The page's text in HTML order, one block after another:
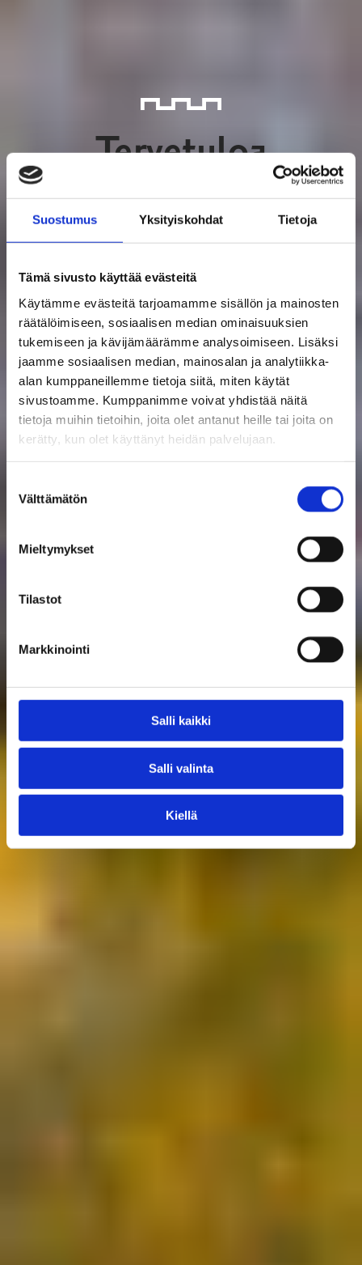
Suostumus Yksityiskohdat Tietoja
Tämä sivusto käyttää evästeitä
Käytämme evästeitä tarjoamamme sisällön ja mainosten
räätälöimiseen, sosiaalisen median ominaisuuksien
tukemiseen ja kävijämäärämme analysoimiseen. Lisäksi
jaamme sosiaalisen median, mainosalan ja analytiikka-
alan kumppaneillemme tietoja siitä, miten käytät
sivustoamme. Kumppanimme voivat yhdistää näitä
tietoja muihin tietoihin, joita olet antanut heille tai joita on
kerätty, kun olet käyttänyt heidän palvelujaan.
valinta
Välttämätön
Mieltymykset
Tilastot
Markkinointi
Salli kaikki
Salli valinta
Kiellä
Tervetuloa
Raaseporiin!
Etsitkö ehkä näitä?
TERVETULOA RAASEPORIIN – ILTA UUSILLE
ASUKKAILLE JÄRJESTETÄÄN ENSIMMÄISTÄ
TERVETULOA RAASEPORIIN – UUSIEN
KIRJASTOSSA KE 12.11. KLO 18